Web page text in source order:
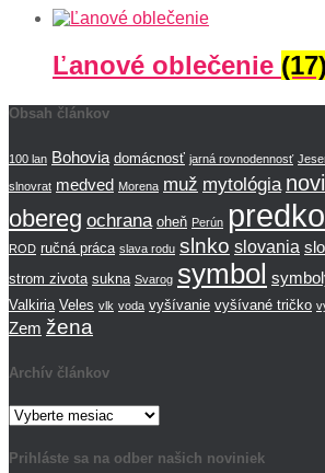
Ľanové oblečenie (17)
Obsah článkov
100 lan Bohovia domácnosť jarná rovnodennosť
slnovrat medved Morena muž mytológia
obereg ochrana oheň Perún
ROD ručná práca slava rodu slnko slovania
strom zivota sukna Svarog symbol
Valkiria Veles vlk voda vyšívanie vyšívané tričko
Zem žena
Archív článkov
Archív
Prihláste sa na odber našich noviniek